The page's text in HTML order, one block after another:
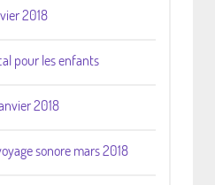
2018
pour les enfants
2018
sonore mars 2018